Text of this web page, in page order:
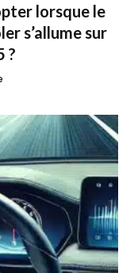
lorsque le
s’allume sur
?